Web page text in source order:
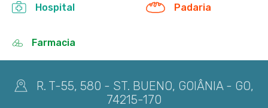
Hospital Padaria
Farmacia
R. T-55, 580 - ST. BUENO, GOIÂNIA - GO,
74215-170